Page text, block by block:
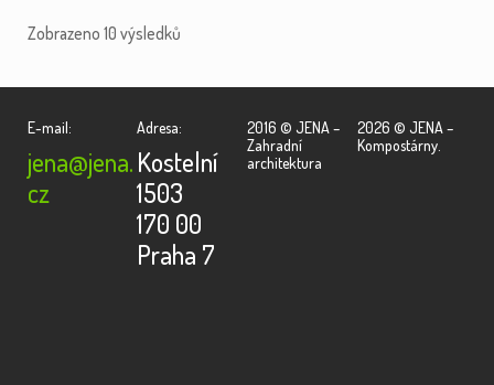
Zobrazeno 10 výsledků
E-mail:
jena@jena.
cz
Adresa:
Kostelní
1503
170 00
Praha 7
2016 © JENA –
Zahradní
architektura
2026 © JENA –
Kompostárny.